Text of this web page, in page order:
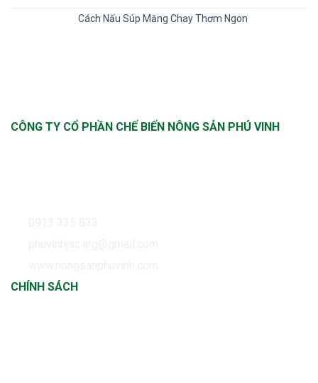
Cách Nấu Súp Măng Chay Thơm Ngon
CÔNG TY CỔ PHẦN CHẾ BIẾN NÔNG SẢN PHÚ VINH
CHÍNH SÁCH